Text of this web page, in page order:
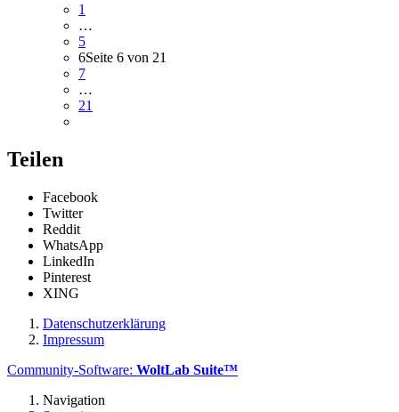
1
…
5
6Seite 6 von 21
7
…
21
Teilen
Facebook
Twitter
Reddit
WhatsApp
LinkedIn
Pinterest
XING
Datenschutzerklärung
Impressum
Community-Software: WoltLab Suite™
Navigation